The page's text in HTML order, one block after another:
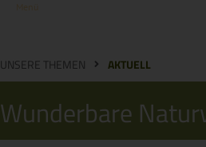
UNSERE THEMEN AKTUELL
Wunderbare